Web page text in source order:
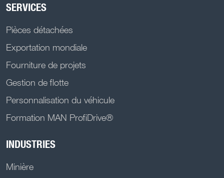
SERVICES
Pièces détachées
Exportation mondiale
Fourniture de projets
Gestion de flotte
Personnalisation du véhicule
Formation MAN ProfiDrive®
INDUSTRIES
Minière